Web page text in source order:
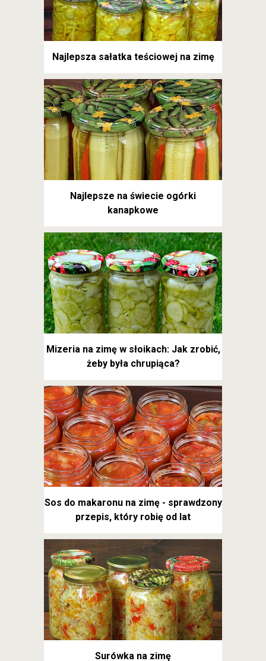
Najlepsza sałatka teściowej na zimę
Najlepsze na świecie ogórki
kanapkowe
Mizeria na zimę w słoikach: Jak zrobić,
żeby była chrupiąca?
Sos do makaronu na zimę - sprawdzony
przepis, który robię od lat
Surówka na zimę